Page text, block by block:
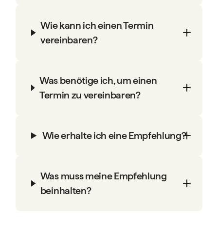
Wie kann ich einen Termin
vereinbaren?
Was benötige ich, um einen
Termin zu vereinbaren?
Wie erhalte ich eine Empfehlung?
Was muss meine Empfehlung
beinhalten?